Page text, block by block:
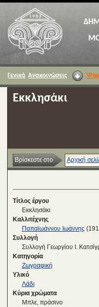
Γενικά Ανακοινώσεις
Εκκλησάκι
Βρίσκεστε στο Αρχική
Τίτλος έργου
Εκκλησάκι
Καλλιτέχνης
Παπαϊωάννου Ιωάννης
Συλλογή
Συλλογή Γεωργίου Ι.
Κατηγορία
Ζωγραφική
Υλικό
Λάδι
Κύρια χρώματα
Μπλε, πράσινο